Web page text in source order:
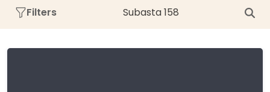
Filters Subasta 158